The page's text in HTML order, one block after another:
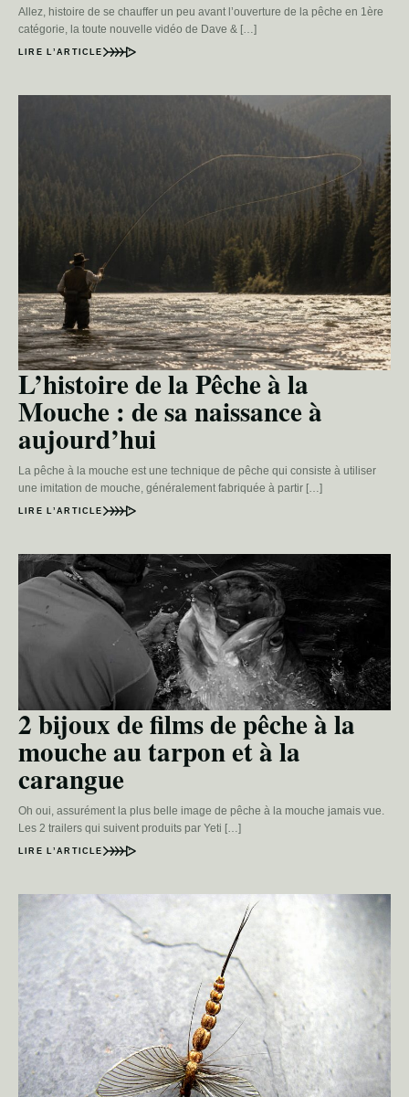
Allez, histoire de se chauffer un peu avant l’ouverture de la pêche en 1ère
catégorie, la toute nouvelle vidéo de Dave & […]
LIRE L’ARTICLE
L’histoire de la Pêche à la
Mouche : de sa naissance à
aujourd’hui
La pêche à la mouche est une technique de pêche qui consiste à utiliser
une imitation de mouche, généralement fabriquée à partir […]
LIRE L’ARTICLE
2 bijoux de films de pêche à la
mouche au tarpon et à la
carangue
Oh oui, assurément la plus belle image de pêche à la mouche jamais vue.
Les 2 trailers qui suivent produits par Yeti […]
LIRE L’ARTICLE